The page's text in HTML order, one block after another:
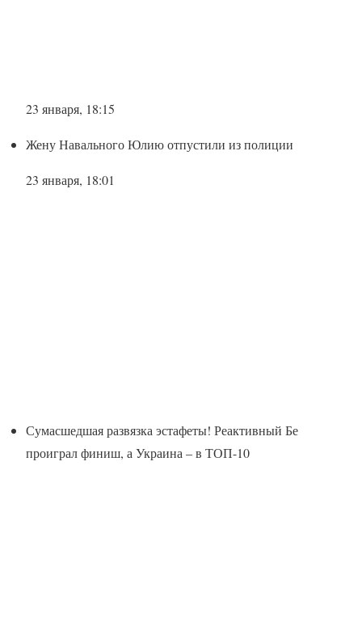
23 января, 18:15
Жену Навального Юлию отпустили из полиции
23 января, 18:01
Сумасшедшая развязка эстафеты! Реактивный Бе
проиграл финиш, а Украина – в ТОП-10